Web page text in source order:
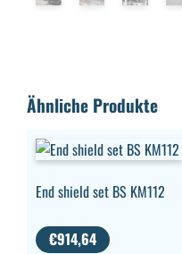
Ähnliche Produkte
End shield set BS KM112
€914,64